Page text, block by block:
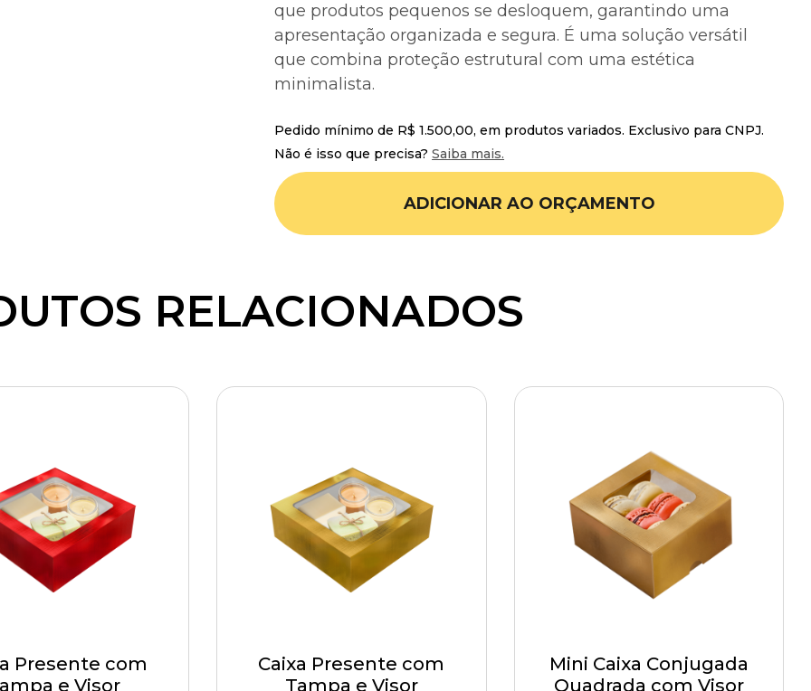
que produtos pequenos se desloquem, garantindo uma
apresentação organizada e segura. É uma solução versátil
que combina proteção estrutural com uma estética
minimalista.
Pedido mínimo de R$ 1.500,00, em produtos variados. Exclusivo para CNPJ.
Não é isso que precisa?Saiba mais.
ADICIONAR AO ORÇAMENTO
RELACIONADOS
Presente com
e Visor
Caixa Presente com
Tampa e Visor
Mini Caixa Conjugada
Quadrada com Visor